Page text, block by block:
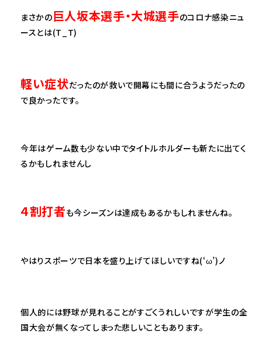
まさかの巨人坂本選手・大城選手のコロナ感染ニュ
ースとは(T_T)
軽い症状だったのが救いで開幕にも間に合うようだったの
で良かったです。
今年はゲーム数も少ない中でタイトルホルダーも新たに出てく
るかもしれませんし
４割打者も今シーズンは達成もあるかもしれませんね。
やはりスポーツで日本を盛り上げてほしいですね(‘ω’)ノ
個人的には野球が見れることがすごくうれしいですが学生の全
国大会が無くなってしまった悲しいこともあります。